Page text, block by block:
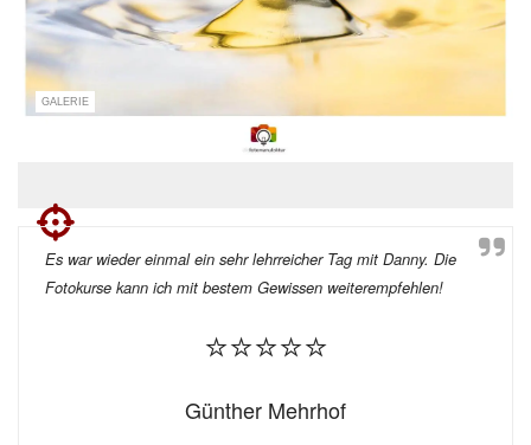
GALERIE
Es war wieder einmal ein sehr lehrreicher Tag mit Danny. Die
Fotokurse kann ich mit bestem Gewissen weiterempfehlen!
⭐⭐⭐⭐⭐
Günther Mehrhof